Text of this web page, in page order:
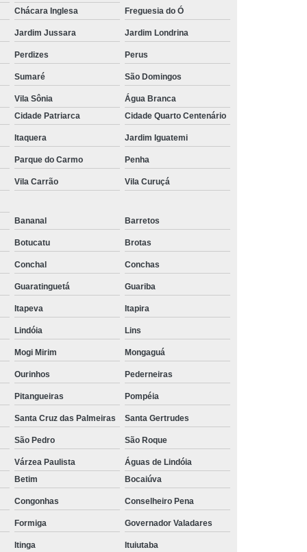
Chácara Inglesa Freguesia do Ó
Jardim Jussara Jardim Londrina
Perdizes Perus
Sumaré São Domingos
Vila Sônia
Água Branca
Cidade Patriarca Cidade Quarto Centenário
Itaquera Jardim Iguatemi
Parque do Carmo Penha
Vila Carrão Vila Curuçá
Bananal Barretos
Botucatu Brotas
Conchal Conchas
Guaratinguetá Guariba
Itapeva Itapira
Lindóia Lins
Mogi Mirim Mongaguá
Ourinhos Pederneiras
Pitangueiras Pompéia
Santa Cruz das Palmeiras Santa Gertrudes
São Pedro São Roque
Várzea Paulista
Águas de Lindóia
Betim Bocaiúva
Congonhas Conselheiro Pena
Formiga Governador Valadares
Itinga Ituiutaba